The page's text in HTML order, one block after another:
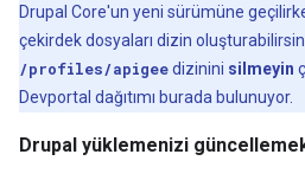
Drupal Core'un yeni sürümüne
çekirdek dosyaları dizin
/profiles/apigeedizinini silmeyin
Devportal dağıtımı burada bulunuyor.
Drupal yüklemenizi